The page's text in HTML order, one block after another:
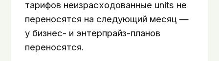
тарифов неизрасходованные units не
переносятся на следующий месяц —
у бизнес- и энтерпрайз-планов
переносятся.